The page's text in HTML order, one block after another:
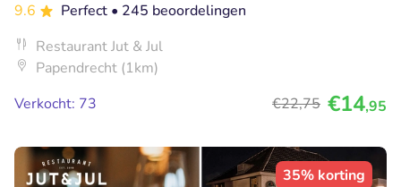
9.6
Perfect • 245 beoordelingen
Restaurant Jut & Jul
Papendrecht (1km)
Verkocht: 73
€22,75 €14,95
35% korting